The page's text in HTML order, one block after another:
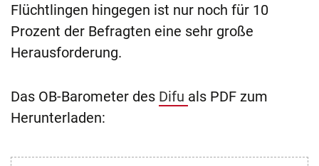
Flüchtlingen hingegen ist nur noch für 10
Prozent der Befragten eine sehr große
Herausforderung.
Das OB-Barometer des Difu als PDF zum
Herunterladen: